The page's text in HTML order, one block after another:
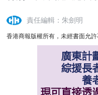
責任編輯：朱劍明
香港商報版權所有，未經書面允許